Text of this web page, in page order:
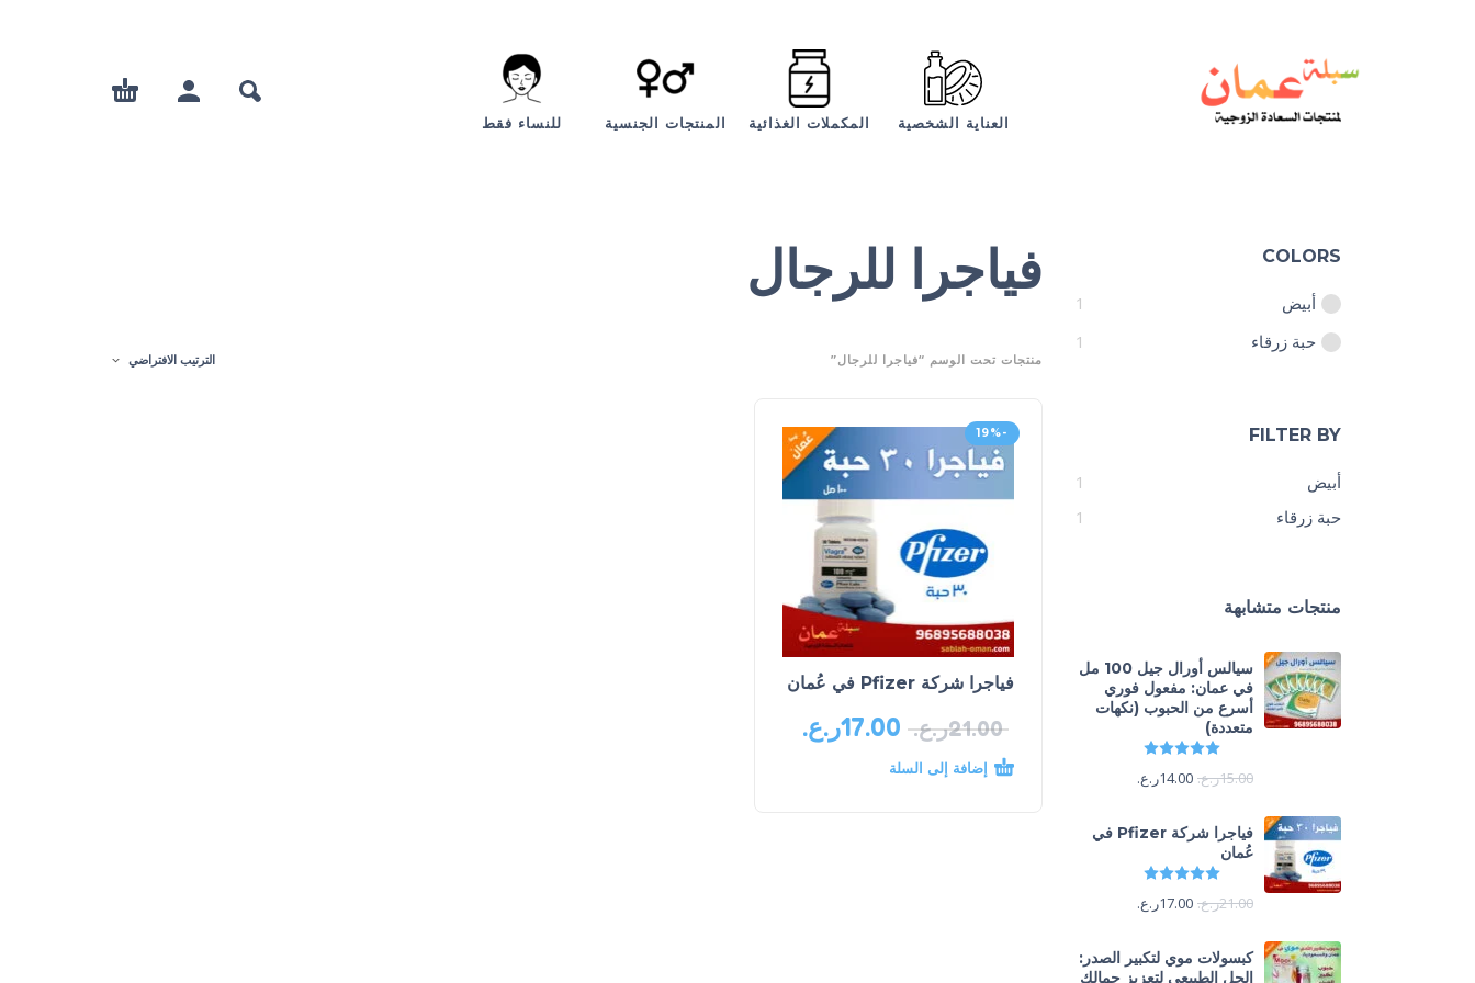
العناية الشخصية المكملات الغذائية المنتجات الجنسية للنساء فقط
COLORS
أبيض
1
حبة زرقاء
1
FILTER BY
أبيض
1
حبة زرقاء
1
منتجات متشابهة
سيالس أورال جيل 100 مل
في عمان: مفعول فوري
أسرع من الحبوب (نكهات
متعددة)
15.00ر.ع. 14.00ر.ع.
فياجرا شركة Pfizer في
عُمان
21.00ر.ع. 17.00ر.ع.
كبسولات موي لتكبير الصدر:
الحل الطبيعي لتعزيز جمالك
فياجرا للرجال
منتجات تحت الوسم “فياجرا للرجال” الترتيب الافتراضي
-19%
فياجرا شركة Pfizer في عُمان
21.00ر.ع. 17.00ر.ع.
إضافة إلى السلة